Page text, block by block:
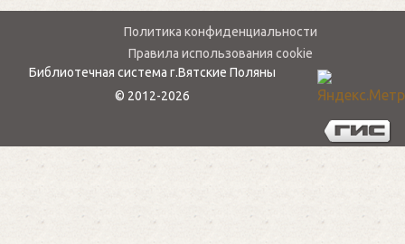
Политика конфиденциальности
Правила использования cookie